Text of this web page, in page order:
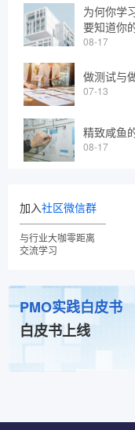
为何你学
要知道你
08-17
做测试与
07-13
精致咸鱼
08-17
加入社区微信群
与行业大咖零距离
交流学习
PMO实践白皮书
白皮书上线